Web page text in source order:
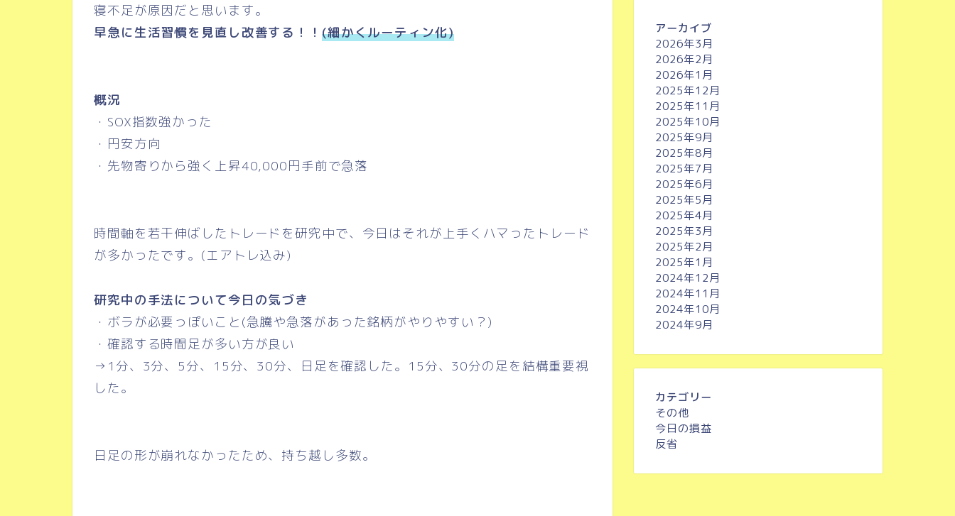
寝不足が原因だと思います。
早急に生活習慣を見直し改善する！！ (細かくルーティン化)
概況
・SOX指数強かった
・円安方向
・先物寄りから強く上昇40,000円手前で急落
時間軸を若干伸ばしたトレードを研究中で、今日はそれが上手くハマったトレード
が多かったです。(エアトレ込み)
研究中の手法について今日の気づき
・ボラが必要っぽいこと(急騰や急落があった銘柄がやりやすい？)
・確認する時間足が多い方が良い
→1分、3分、5分、15分、30分、日足を確認した。15分、30分の足を結構重要視
した。
日足の形が崩れなかったため、持ち越し多数。
アーカイブ
2026年3月
2026年2月
2026年1月
2025年12月
2025年11月
2025年10月
2025年9月
2025年8月
2025年7月
2025年6月
2025年5月
2025年4月
2025年3月
2025年2月
2025年1月
2024年12月
2024年11月
2024年10月
2024年9月
カテゴリー
その他
今日の損益
反省